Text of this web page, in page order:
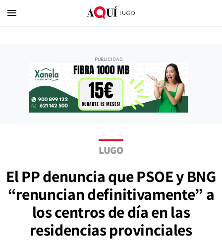
menu
LUGO
El PP denuncia que PSOE y BNG
“renuncian definitivamente” a
los centros de día en las
residencias provinciales